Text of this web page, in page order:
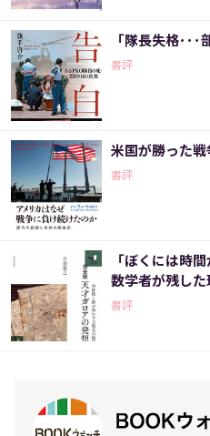
「隊長失格･･･
書評
米国が勝った
書評
「ぼくには時
数学者が残し
書評